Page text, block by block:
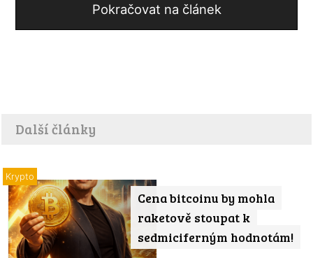
Pokračovat na článek
Další články
Cena bitcoinu by mohla
raketově stoupat k
sedmiciferným hodnotám!
Krypto